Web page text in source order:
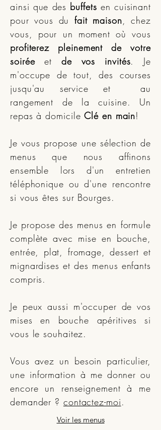
ainsi que des buffets en cuisinant
pour vous dufait maison, chez
vous, pour un moment où vous
profiterez pleinement de votre
soiréeet de vos invités. Je
m'occupe de tout, des courses
jusqu'au service et au
rangement de la cuisine. Un
repas à domicileClé en main!
Je vous propose une sélection de
menus que nous affinons
ensemble lors d'un entretien
téléphonique ou d'une rencontre
si vous êtes sur Bourges.
Je propose des menus en formule
complète avec mise en bouche,
entrée, plat, fromage, dessert et
mignardises et des menus enfants
compris.
Je peux aussi m'occuper de vos
mises en bouche apéritives si
vous le souhaitez.
Vous avez un besoin particulier,
une information à me donner ou
encore un renseignement à me
demander ? contactez-moi.
Voir les menus